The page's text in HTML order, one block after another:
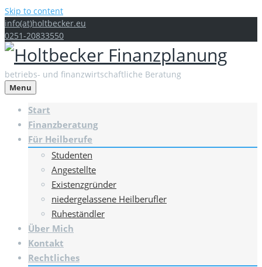
Skip to content
info(at)holtbecker.eu
0251-20833550
betriebs- und finanzwirtschaftliche Beratung
Menu
Start
Finanzberatung
Für Heilberufe
Studenten
Angestellte
Existenzgründer
niedergelassene Heilberufler
Ruheständler
Über Mich
Kontakt
Rechtliches